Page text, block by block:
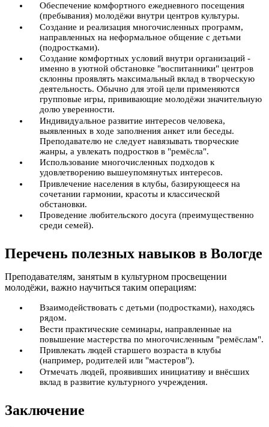
Обеспечение комфортного ежедневного посещения
(пребывания) молодёжи внутри центров культуры.
Создание и реализация многочисленных программ,
направленных на неформальное общение с детьми
(подростками).
Создание комфортных условий внутри организаций -
именно в уютной обстановке "воспитанники" центров
склонны проявлять максимальный вклад в творческую
деятельность. Обычно для этой цели применяются
групповые игры, прививающие молодёжи значительную
долю уверенности.
Индивидуальное развитие интересов человека,
выявленных в ходе заполнения анкет или беседы.
Преподавателю не следует навязывать творческие
жанры, а увлекать подростков в "ремёсла".
Использование многочисленных подходов к
удовлетворению вышеупомянутых интересов.
Привлечение населения в клубы, базирующееся на
сочетании гармонии, красоты и классической
обстановки.
Проведение любительского досуга (преимущественно
среди семей).
Перечень полезных навыков в Вологде
Преподавателям, занятым в культурном просвещении
молодёжи, важно научиться таким операциям:
Взаимодействовать с детьми (подростками), находясь
рядом.
Вести практические семинары, направленные на
повышение мастерства по многочисленным "ремёслам".
Привлекать людей старшего возраста в клубы
(например, родителей или "мастеров").
Отмечать людей, проявивших инициативу и внёсших
вклад в развитие культурного учреждения.
Заключение